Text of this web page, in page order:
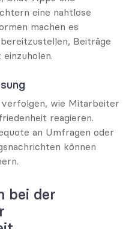
eine nahtlose
machen es
Beiträge
wie Mitarbeiter
reagieren.
an Umfragen oder
können
bei der